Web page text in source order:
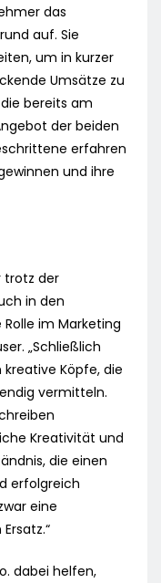
das
auf. Sie
um in kurzer
Umsätze zu
bereits am
der beiden
erfahren
und ihre
trotz der
in den
im Marketing
„Schließlich
Köpfe, die
vermitteln.
Kreativität und
die einen
erfolgreich
eine
dabei helfen,